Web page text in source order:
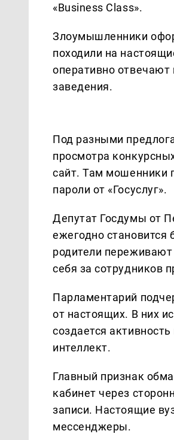
«Business Class».
Злоумышленники
походили на
оперативно
заведения.
Под разными
просмотра
сайт. Там мошенники
пароли от «Госуслуг».
Депутат Госдумы от
ежегодно становится
родители
себя за сотрудников
Парламентарий
от настоящих. В них
создается
интеллект.
Главный признак
кабинет через
записи. Настоящие
мессенджеры.